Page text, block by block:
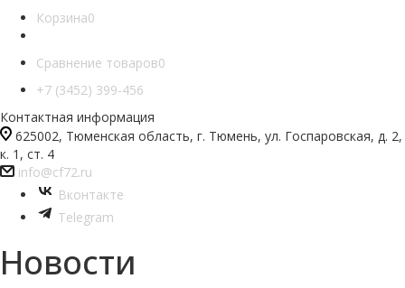
Корзина0
Сравнение товаров0
+7 (3452) 399-456
Контактная информация
625002, Тюменская область, г. Тюмень, ул. Госпаровская, д. 2,
к. 1, ст. 4
info@cf72.ru
Вконтакте
Telegram
Новости